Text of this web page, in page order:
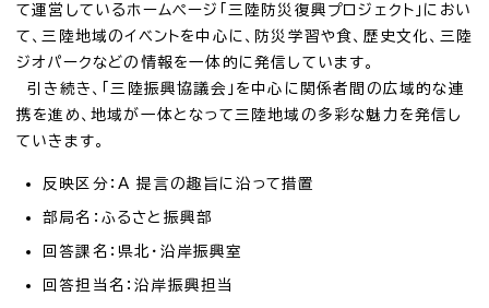
て運営しているホームページ「三陸防災復興プロジェクト」におい
て、三陸地域のイベントを中心に、防災学習や食、歴史文化、三陸
ジオパークなどの情報を一体的に発信しています。
引き続き、「三陸振興協議会」を中心に関係者間の広域的な連
携を進め、地域が一体となって三陸地域の多彩な魅力を発信し
ていきます。
反映区分：A 提言の趣旨に沿って措置
部局名：ふるさと振興部
回答課名：県北・沿岸振興室
回答担当名：沿岸振興担当